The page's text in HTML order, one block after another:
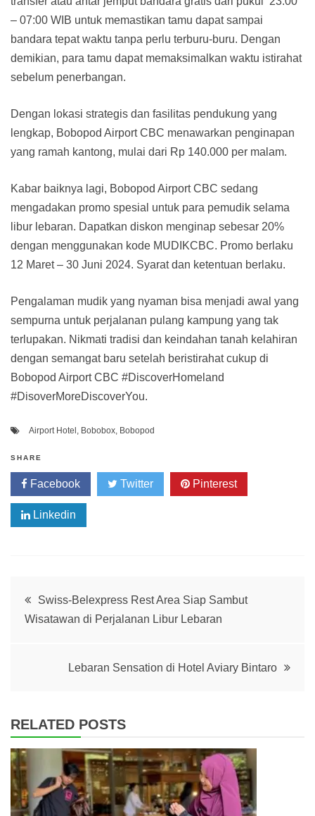
– 07:00 WIB untuk memastikan tamu dapat sampai
bandara tepat waktu tanpa perlu terburu-buru. Dengan
demikian, para tamu dapat memaksimalkan waktu istirahat
sebelum penerbangan.
Dengan lokasi strategis dan fasilitas pendukung yang
lengkap, Bobopod Airport CBC menawarkan penginapan
yang ramah kantong, mulai dari Rp 140.000 per malam.
Kabar baiknya lagi, Bobopod Airport CBC sedang
mengadakan promo spesial untuk para pemudik selama
libur lebaran. Dapatkan diskon menginap sebesar 20%
dengan menggunakan kode MUDIKCBC. Promo berlaku
12 Maret – 30 Juni 2024. Syarat dan ketentuan berlaku.
Pengalaman mudik yang nyaman bisa menjadi awal yang
sempurna untuk perjalanan pulang kampung yang tak
terlupakan. Nikmati tradisi dan keindahan tanah kelahiran
dengan semangat baru setelah beristirahat cukup di
Bobopod Airport CBC #DiscoverHomeland
#DisoverMoreDiscoverYou.
Airport Hotel , Bobobox, Bobopod
SHARE
Facebook Twitter Pinterest
Linkedin
Post
navigation
Swiss-Belexpress Rest Area Siap Sambut
Wisatawan di Perjalanan Libur Lebaran
Lebaran Sensation di Hotel Aviary Bintaro
RELATED POSTS